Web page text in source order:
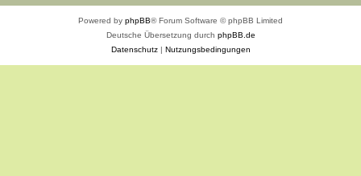
Powered by phpBB® Forum Software © phpBB Limited
Deutsche Übersetzung durch phpBB.de
Datenschutz| Nutzungsbedingungen